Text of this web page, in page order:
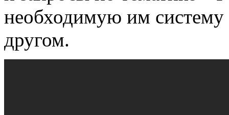
необходимую им
другом.